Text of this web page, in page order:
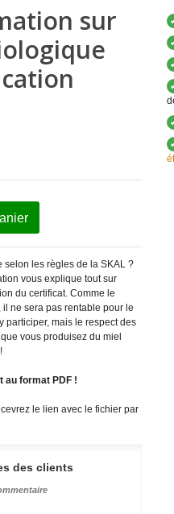
sur
selon les règles de la SKAL ?
vous explique tout sur
du certificat. Comme le
ne sera pas rentable pour le
participer, mais le respect des
vous produisez du miel
au format PDF !
le lien avec le fichier par
des clients